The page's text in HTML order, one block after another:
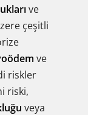
ve
çeşitli
ve
riskler
riski,
veya